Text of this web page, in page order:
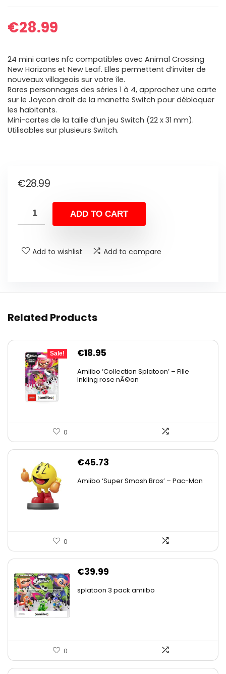
€28.99
24 mini cartes nfc compatibles avec Animal Crossing
New Horizons et New Leaf. Elles permettent d’inviter de
nouveaux villageois sur votre île.
Rares personnages des séries 1 à 4, approchez une carte
sur le Joycon droit de la manette Switch pour débloquer
les habitants.
Mini-cartes de la taille d’un jeu Switch (22 x 31 mm).
Utilisables sur plusieurs Switch.
€28.99
ADD TO CART
Add to wishlist Add to compare
Related Products
Sale!
Original
was:
€18.95
is:
Amiibo ‘Collection Splatoon’ – Fille
Inkling rose nÃ©on
0
€45.73
Amiibo ‘Super Smash Bros’ – Pac-Man
0
€39.99
splatoon 3 pack amiibo
0